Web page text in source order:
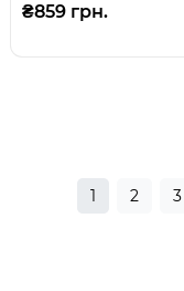
₴859 грн.
1 2 3